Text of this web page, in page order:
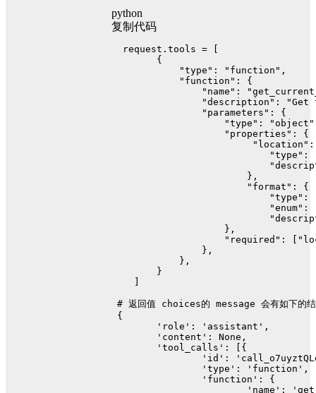
python
复制代码
  request.tools = [
        {
"type" : "function" ,
"function" : {
"name" :
"description" :
"Get
"parameters" : {
"type" : "object"
"properties" : {
"location"
"type" :
                        },
"format" : {
"type" :
"enum" :
                    },
"required" : [
                },
            },
        }
# 返回值 choices的 message 会有如下的
{
'role' : 'assistant' ,
'content' : None ,
'tool_calls' : [{
'id' :
'type' : 'function' ,
'function' : {
'name' :